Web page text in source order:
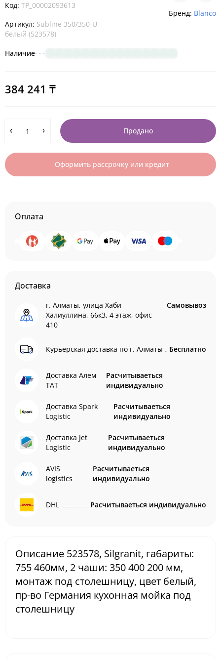
Код: TP_00002093613
Артикул: Subline 350/350-U
белый (523578)
Наличие
Бренд: Blanco
384 241 ₸
Продано
Оформить рассрочку или кредит
Оплата
Доставка
г. Алматы, улица Хаби
Халиуллина, 66кЗ, 4 этаж, офис
410
Самовывоз
Курьерская доставка по г. Алматы Бесплатно
Доставка Алем
ТАТ
Расчитываеться
индивидуально
Доставка Spark
Logistic
Расчитываеться
индивидуально
Доставка Jet
Logistic
Расчитываеться
индивидуально
AVIS
logistics
Расчитываеться
индивидуально
DHL Расчитываеться индивидуально
Описание 523578, Silgranit, габариты:
755 460мм, 2 чаши: 350 400 200 мм,
монтаж под столешницу, цвет белый,
пр-во Германия кухонная мойка под
столешницу